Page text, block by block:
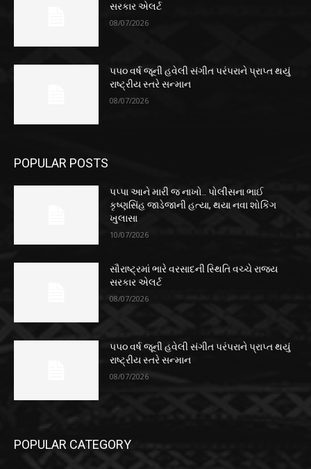
સરકાર એલર્ટ
08/07/2026
૫૫૦ વર્ષ જૂની હવેલી સંગીત પરંપરાને પ્રાપ્ત થયું
રાષ્ટ્રીય સ્તરે સન્માન
08/07/2026
POPULAR POSTS
પપ્પા આને મારી જ નાખો.. પોલીસના ભાઈ
કૃષ્ણસિંહ જાડેજાની હત્યા, થયા નવા શોકિંગ
ખુલાસા
10/07/2026
સૌરાષ્ટ્રમાં ભારે વરસાદની સ્થિતિ વચ્ચે રાજ્ય
સરકાર એલર્ટ
08/07/2026
૫૫૦ વર્ષ જૂની હવેલી સંગીત પરંપરાને પ્રાપ્ત થયું
રાષ્ટ્રીય સ્તરે સન્માન
08/07/2026
POPULAR CATEGORY